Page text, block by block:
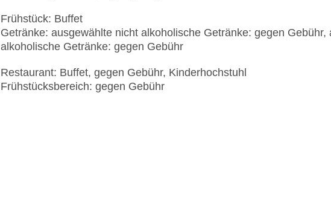
Frühstück: Buffet
Getränke: ausgewählte nicht alkoholische Getränke: gegen
alkoholische Getränke: gegen Gebühr
Restaurant: Buffet, gegen Gebühr, Kinderhochstuhl
Frühstücksbereich: gegen Gebühr